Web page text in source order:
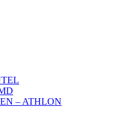
– ATHLON